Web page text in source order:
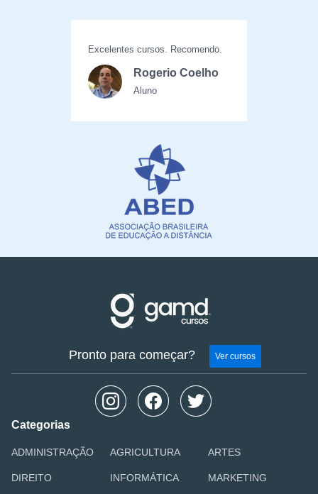
Excelentes cursos. Recomendo.
Rogerio Coelho
Aluno
Pronto para começar? Ver cursos
Categorias
ADMINISTRAÇÃO AGRICULTURA ARTES
DIREITO INFORMÁTICA MARKETING